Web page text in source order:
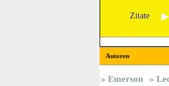
Zitate
Autoren
Emerson